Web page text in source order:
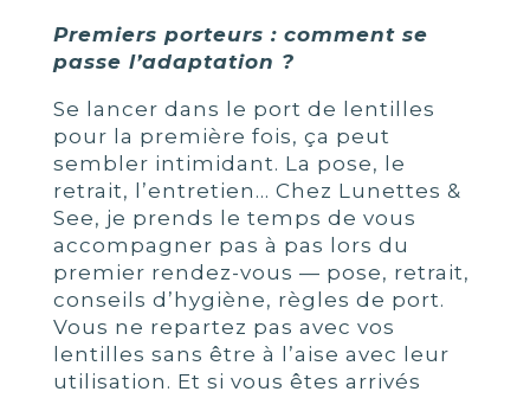
Premiers porteurs : comment se
passe l’adaptation ?
Se lancer dans le port de lentilles
pour la première fois, ça peut
sembler intimidant. La pose, le
retrait, l’entretien… Chez Lunettes &
See, je prends le temps de vous
accompagner pas à pas lors du
premier rendez-vous — pose, retrait,
conseils d’hygiène, règles de port.
Vous ne repartez pas avec vos
lentilles sans être à l’aise avec leur
utilisation. Et si vous êtes arrivés